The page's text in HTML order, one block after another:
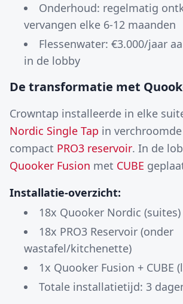
Onderhoud: regelmatig
vervangen elke 6-12 maanden
Flessenwater: €3.000/jaar
in de lobby
De transformatie met
Crowntap installeerde in elke
Nordic Single Tap in
compact PRO3 reservoir. In de
Quooker Fusion met CUBE
Installatie-overzicht:
18x Quooker Nordic (suites)
18x PRO3 Reservoir (onder
wastafel/kitchenette)
1x Quooker Fusion + CUBE
Totale installatietijd: 3